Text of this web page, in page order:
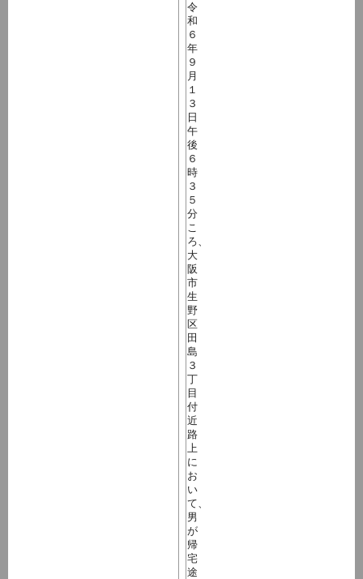
令
和
６
年
９
月
１
３
日
午
後
６
時
３
５
分
こ
ろ、
大
阪
市
生
野
区
田
島
３
丁
目
付
近
路
上
に
お
い
て、
男
が
帰
宅
途